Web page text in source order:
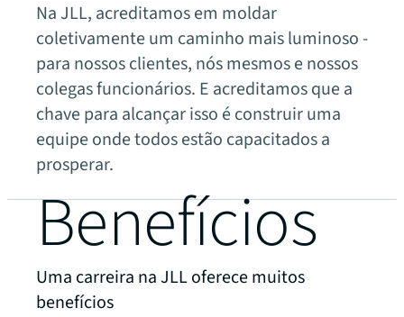
Na JLL, acreditamos em moldar
coletivamente um caminho mais luminoso -
para nossos clientes, nós mesmos e nossos
colegas funcionários. E acreditamos que a
chave para alcançar isso é construir uma
equipe onde todos estão capacitados a
prosperar.
Benefícios
Uma carreira na JLL oferece muitos
benefícios